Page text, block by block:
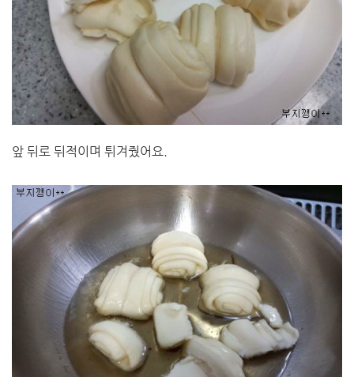
앞 뒤로 뒤적이며 튀겨줬어요.